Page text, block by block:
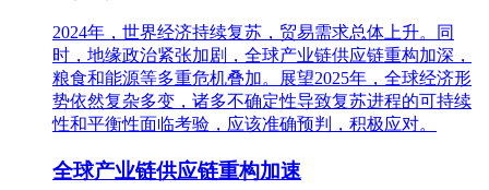
2024年，世界经济持续复苏，贸易需求总体上升。同
时，地缘政治紧张加剧，全球产业链供应链重构加深，
粮食和能源等多重危机叠加。展望2025年，全球经济形
势依然复杂多变，诸多不确定性导致复苏进程的可持续
性和平衡性面临考验，应该准确预判，积极应对。
全球产业链供应链重构加速